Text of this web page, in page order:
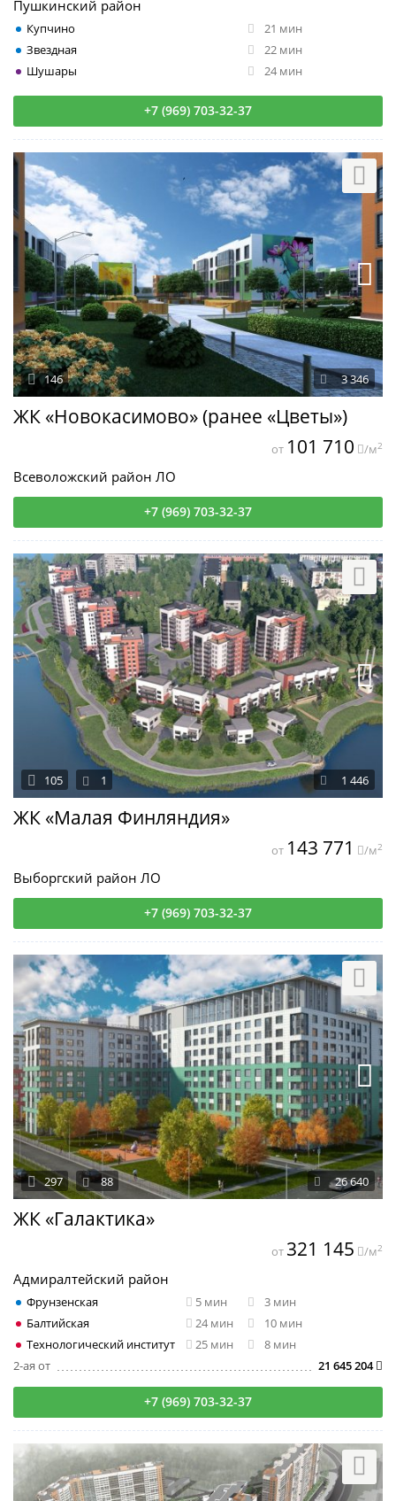
Пушкинский район
Купчино
21 мин
Звездная
22 мин
Шушары
24 мин
+7 (969) 703-32-37
ЖК «Новокасимово» (ранее «Цветы»)
3 346
146
Всеволожский район ЛО
от 101 710 /м2
+7 (969) 703-32-37
ЖК «Малая Финляндия»
1 446
105 1
Выборгский район ЛО
от 143 771 /м2
+7 (969) 703-32-37
ЖК «Галактика»
26 640
297 88
Адмиралтейский район
Фрунзенская 5 мин
3 мин
Балтийская
24 мин
10 мин
Технологический институт
25 мин
8 мин
2-ая от
21 645 204
от 321 145 /м2
+7 (969) 703-32-37